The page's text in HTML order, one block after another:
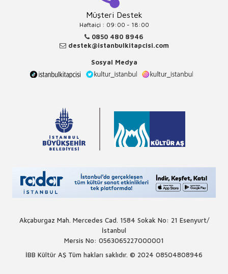
Müşteri Destek
Haftaiçi : 09:00 - 18:00
0850 480 8946
destek@istanbulkitapcisi.com
Sosyal Medya
Akçaburgaz Mah. Mercedes Cad. 1584 Sokak No: 21 Esenyurt/
İstanbul
Mersis No: 0563065227000001
İBB Kültür AŞ Tüm hakları saklıdır. © 2024 08504808946